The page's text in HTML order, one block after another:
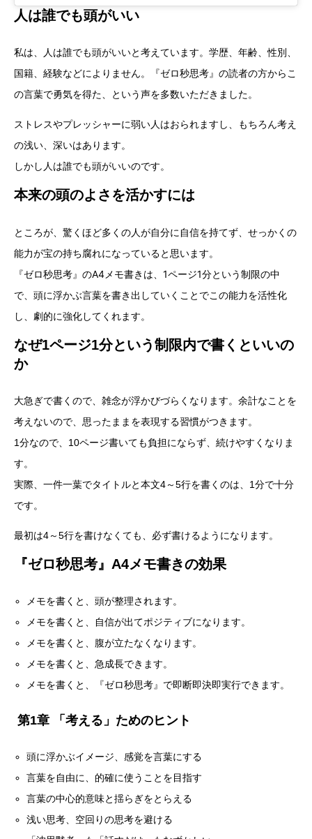
人は誰でも頭がいい
私は、人は誰でも頭がいいと考えています。学歴、年齢、性別、
国籍、経験などによりません。『ゼロ秒思考』の読者の方からこ
の言葉で勇気を得た、という声を多数いただきました。
ストレスやプレッシャーに弱い人はおられますし、もちろん考え
の浅い、深いはあります。
しかし人は誰でも頭がいいのです。
本来の頭のよさを活かすには
ところが、驚くほど多くの人が自分に自信を持てず、せっかくの
能力が宝の持ち腐れになっていると思います。
『ゼロ秒思考』のA4メモ書きは、1ページ1分という制限の中
で、頭に浮かぶ言葉を書き出していくことでこの能力を活性化
し、劇的に強化してくれます。
なぜ1ページ1分という制限内で書くといいの
か
大急ぎで書くので、雑念が浮かびづらくなります。余計なことを
考えないので、思ったままを表現する習慣がつきます。
1分なので、10ページ書いても負担にならず、続けやすくなりま
す。
実際、一件一葉でタイトルと本文4～5行を書くのは、1分で十分
です。
最初は4～5行を書けなくても、必ず書けるようになります。
『ゼロ秒思考』A4メモ書きの効果
メモを書くと、頭が整理されます。
メモを書くと、自信が出てポジティブになります。
メモを書くと、腹が立たなくなります。
メモを書くと、急成長できます。
メモを書くと、
『ゼロ秒思考』で即断即決即実行できます。
第1章 「考える」ためのヒント
頭に浮かぶイメージ、感覚を言葉にする
言葉を自由に、的確に使うことを目指す
言葉の中心的意味と揺らぎをとらえる
浅い思考、空回りの思考を避ける